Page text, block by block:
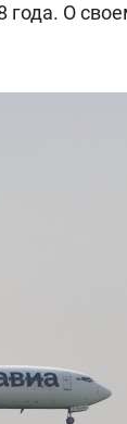
года. О